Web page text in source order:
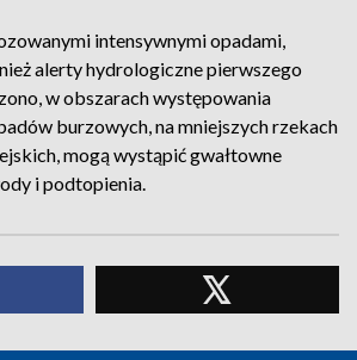
intensywnymi opadami,
alerty hydrologiczne pierwszego
w obszarach występowania
burzowych, na mniejszych rzekach
mogą wystąpić gwałtowne
i podtopienia.